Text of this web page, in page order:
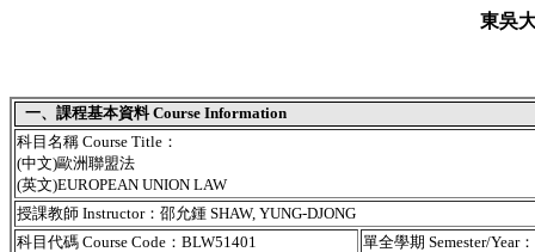
東吳
一、課程基本資料 Course Information
科目名稱 Course Title：
(中文)歐洲聯盟法
(英文)EUROPEAN UNION LAW
授課教師 Instructor：邵允鍾 SHAW, YUNG-DJONG
科目代碼 Course Code：BLW51401
單全學期 Semester/Year